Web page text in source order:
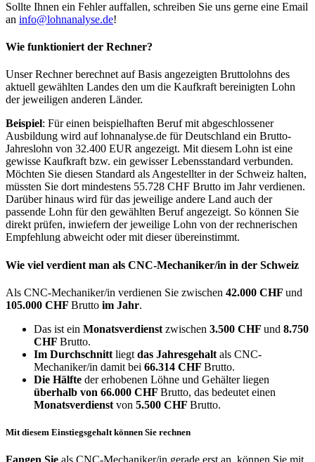
Sollte Ihnen ein Fehler auffallen, schreiben Sie uns gerne eine Email
an info@lohnanalyse.de!
Wie funktioniert der Rechner?
Unser Rechner berechnet auf Basis angezeigten Bruttolohns des
aktuell gewählten Landes den um die Kaufkraft bereinigten Lohn
der jeweiligen anderen Länder.
Beispiel: Für einen beispielhaften Beruf mit abgeschlossener
Ausbildung wird auf lohnanalyse.de für Deutschland ein Brutto-
Jahreslohn von 32.400 EUR angezeigt. Mit diesem Lohn ist eine
gewisse Kaufkraft bzw. ein gewisser Lebensstandard verbunden.
Möchten Sie diesen Standard als Angestellter in der Schweiz halten,
müssten Sie dort mindestens 55.728 CHF Brutto im Jahr verdienen.
Darüber hinaus wird für das jeweilige andere Land auch der
passende Lohn für den gewählten Beruf angezeigt. So können Sie
direkt prüfen, inwiefern der jeweilige Lohn von der rechnerischen
Empfehlung abweicht oder mit dieser übereinstimmt.
Wie viel verdient man als CNC-Mechaniker/in in der Schweiz
Als CNC-Mechaniker/in verdienen Sie zwischen 42.000 CHF und
105.000 CHF Brutto im Jahr.
Das ist ein Monatsverdienst zwischen 3.500 CHF und 8.750
CHF Brutto.
Im Durchschnitt liegt das Jahresgehalt als CNC-
Mechaniker/in damit bei 66.314 CHF Brutto.
Die Hälfte der erhobenen Löhne und Gehälter liegen
überhalb von 66.000 CHF Brutto, das bedeutet einen
Monatsverdienst von 5.500 CHF Brutto.
Mit diesem Einstiegsgehalt können Sie rechnen